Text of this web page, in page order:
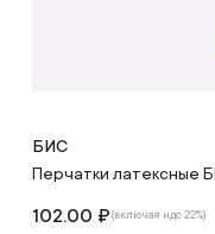
БИС
Перчатки латексные
102.00 ₽(включая ндс 22%)